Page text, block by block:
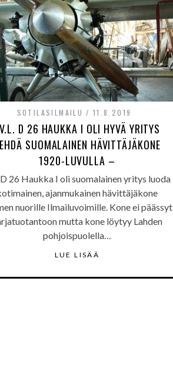
SOTILASILMAILU 11.8.2019
D 26 HAUKKA I OLI HYVÄ YRITYS
SUOMALAINEN HÄVITTÄJÄKONE
1920-LUVULLA –
26 Haukka I oli suomalainen yritys luoda
ajanmukainen hävittäjäkone
nuorille Ilmailuvoimille. Kone ei päässyt
mutta kone löytyy Lahden
pohjoispuolella…
LUE LISÄÄ